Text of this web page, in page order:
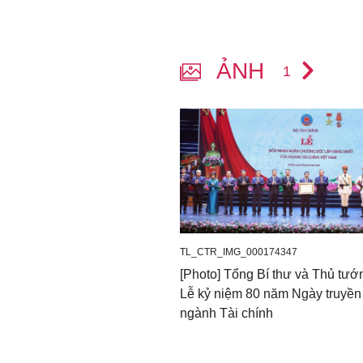
phúc. Ngành Tài chính
Nhân dịp này, thay mặt
Nhất cho ngành Tài
quốc.
ẢNH 1
TL_CTR_IMG_000174347
[Photo] Tổng Bí thư và Thủ
Lễ kỷ niệm 80 năm Ngày
ngành Tài chính